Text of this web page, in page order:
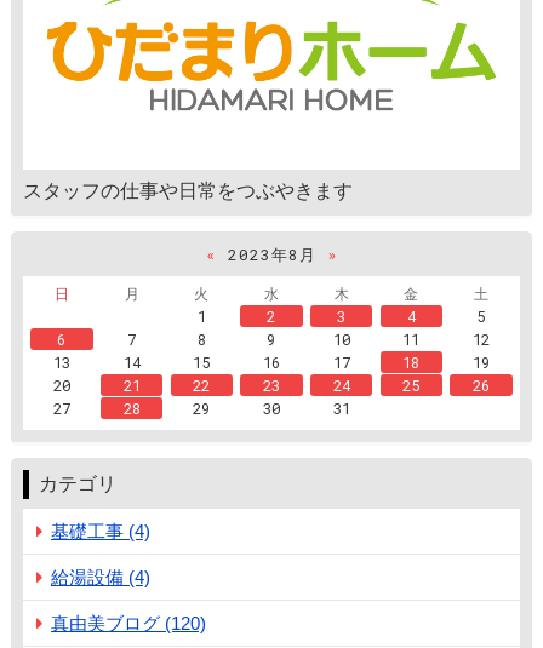
スタッフの仕事や日常をつぶやきます
« 2023年8月
»
日
月 火 水 木 金
土
1
2 3 4
5
6
7 8 9 10 11
12
13
14 15 16 17 18
19
20
21 22 23 24 25
26
27
28 29 30 31
カテゴリ
基礎工事 (4)
給湯設備 (4)
真由美ブログ (120)